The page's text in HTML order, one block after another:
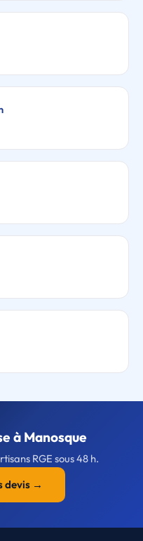
à Manosque
RGE sous 48 h.
devis →